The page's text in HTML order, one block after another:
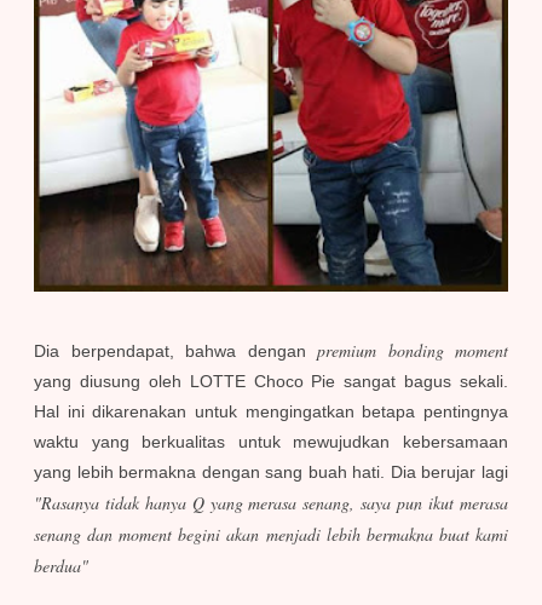
Dia berpendapat, bahwa dengan premium bonding moment
yang diusung oleh LOTTE Choco Pie sangat bagus sekali.
Hal ini dikarenakan untuk mengingatkan betapa pentingnya
waktu yang berkualitas untuk mewujudkan kebersamaan
yang lebih bermakna dengan sang buah hati. Dia berujar lagi
"Rasanya tidak hanya Q yang merasa senang, saya pun ikut merasa
senang dan moment begini akan menjadi lebih bermakna buat kami
berdua"